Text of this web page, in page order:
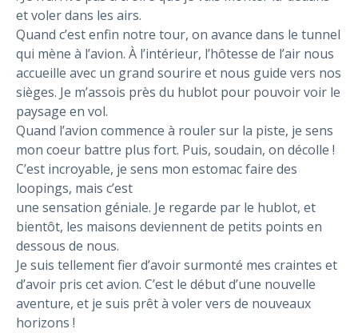
et voler dans les airs.
Quand c’est enfin notre tour, on avance dans le tunnel
qui mène à l’avion. À l’intérieur, l’hôtesse de l’air nous
accueille avec un grand sourire et nous guide vers nos
sièges. Je m’assois près du hublot pour pouvoir voir le
paysage en vol.
Quand l’avion commence à rouler sur la piste, je sens
mon coeur battre plus fort. Puis, soudain, on décolle !
C’est incroyable, je sens mon estomac faire des
loopings, mais c’est
une sensation géniale. Je regarde par le hublot, et
bientôt, les maisons deviennent de petits points en
dessous de nous.
Je suis tellement fier d’avoir surmonté mes craintes et
d’avoir pris cet avion. C’est le début d’une nouvelle
aventure, et je suis prêt à voler vers de nouveaux
horizons !